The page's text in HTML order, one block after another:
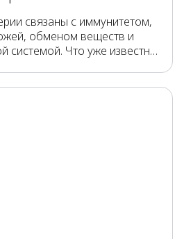
связаны с иммунитетом,
обменом веществ и
системой. Что уже известно